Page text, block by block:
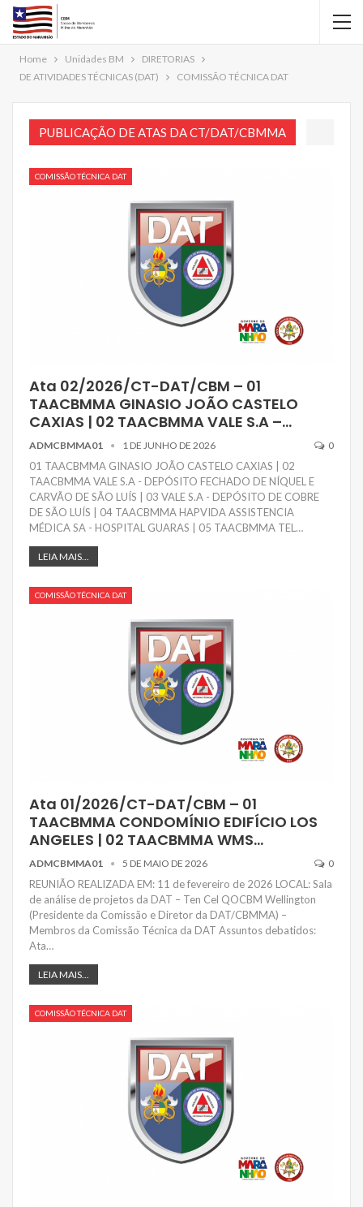
Home Unidades BM
DIRETORIAS
DE ATIVIDADES TÉCNICAS (DAT)
COMISSÃO TÉCNICA DAT
PUBLICAÇÃO DE ATAS DA CT/DAT/CBMMA
COMISSÃO TÉCNICA DAT
Ata 02/2026/CT-DAT/CBM – 01
TAACBMMA GINASIO JOÃO CASTELO
CAXIAS | 02 TAACBMMA VALE S.A –…
ADMCBMMA01 1 DE JUNHO DE 2026 0
01 TAACBMMA GINASIO JOÃO CASTELO CAXIAS | 02
TAACBMMA VALE S.A - DEPÓSITO FECHADO DE NÍQUEL E
CARVÃO DE SÃO LUÍS | 03 VALE S.A - DEPÓSITO DE COBRE
DE SÃO LUÍS | 04 TAACBMMA HAPVIDA ASSISTENCIA
MÉDICA SA - HOSPITAL GUARAS | 05 TAACBMMA TEL…
LEIA MAIS...
COMISSÃO TÉCNICA DAT
Ata 01/2026/CT-DAT/CBM – 01
TAACBMMA CONDOMÍNIO EDIFÍCIO LOS
ANGELES | 02 TAACBMMA WMS…
ADMCBMMA01 5 DE MAIO DE 2026 0
REUNIÃO REALIZADA EM: 11 de fevereiro de 2026 LOCAL: Sala
de análise de projetos da DAT – Ten Cel QOCBM Wellington
(Presidente da Comissão e Diretor da DAT/CBMMA) –
Membros da Comissão Técnica da DAT Assuntos debatidos:
Ata…
LEIA MAIS...
COMISSÃO TÉCNICA DAT